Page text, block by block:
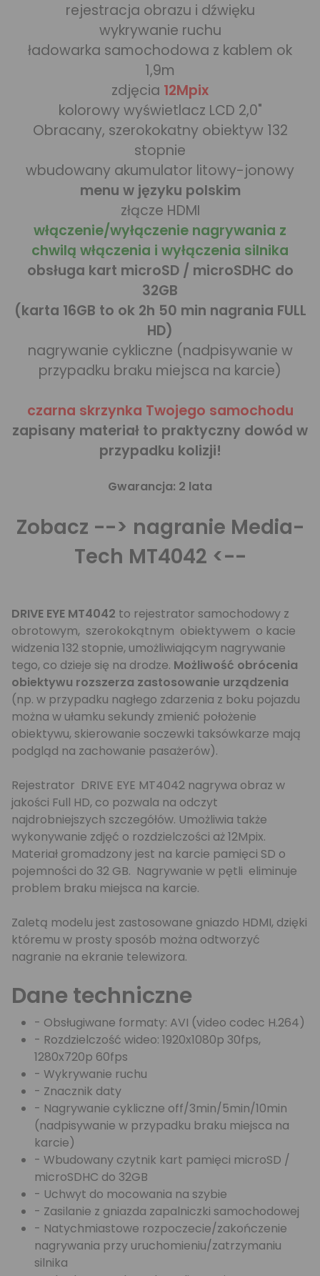
rejestracja obrazu i dźwięku
wykrywanie ruchu
ładowarka samochodowa z kablem ok
1,9m
zdjęcia 12Mpix
kolorowy wyświetlacz LCD 2,0"
Obracany, szerokokatny obiektyw 132
stopnie
wbudowany akumulator litowy-jonowy
menu w języku polskim
złącze HDMI
włączenie/wyłączenie nagrywania z
chwilą włączenia i wyłączenia silnika
obsługa kart microSD / microSDHC do
32GB
(karta 16GB to ok 2h 50 min nagrania FULL
HD)
nagrywanie cykliczne (nadpisywanie w
przypadku braku miejsca na karcie)
czarna skrzynka Twojego samochodu
zapisany materiał to praktyczny dowód w
przypadku kolizji!
Gwarancja: 2 lata
Zobacz --> nagranie Media-
Tech MT4042 <--
DRIVE EYE MT4042 to rejestrator samochodowy z
obrotowym, szerokokątnym obiektywem o kacie
widzenia 132 stopnie, umożliwiającym nagrywanie
tego, co dzieje się na drodze. Możliwość obrócenia
obiektywu rozszerza zastosowanie urządzenia
(np. w przypadku nagłego zdarzenia z boku pojazdu
można w ułamku sekundy zmienić położenie
obiektywu, skierowanie soczewki taksówkarze mają
podgląd na zachowanie pasażerów).
Rejestrator DRIVE EYE MT4042 nagrywa obraz w
jakości Full HD, co pozwala na odczyt
najdrobniejszych szczegółów. Umożliwia także
wykonywanie zdjęć o rozdzielczości aż 12Mpix.
Materiał gromadzony jest na karcie pamięci SD o
pojemności do 32 GB. Nagrywanie w pętli eliminuje
problem braku miejsca na karcie.
Zaletą modelu jest zastosowane gniazdo HDMI, dzięki
któremu w prosty sposób można odtworzyć
nagranie na ekranie telewizora.
Dane techniczne
- Obsługiwane formaty: AVI (video codec H.264)
- Rozdzielczość wideo: 1920x1080p 30fps,
1280x720p 60fps
- Wykrywanie ruchu
- Znacznik daty
- Nagrywanie cykliczne off/3min/5min/10min
(nadpisywanie w przypadku braku miejsca na
karcie)
- Wbudowany czytnik kart pamięci microSD /
microSDHC do 32GB
- Uchwyt do mocowania na szybie
- Zasilanie z gniazda zapalniczki samochodowej
- Natychmiastowe rozpoczecie/zakończenie
nagrywania przy uruchomieniu/zatrzymaniu
silnika